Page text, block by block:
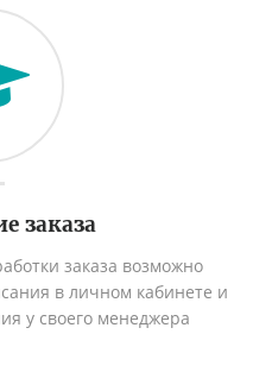
заказа
заказа возможно
в личном кабинете и
у своего менеджера